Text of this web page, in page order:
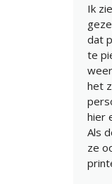
Ik
dat
te
het
hier
Als
ze